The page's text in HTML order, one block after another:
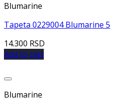
Blumarine
Tapeta 0229004 Blumarine 5
14.300 RSD
Add to cart
Blumarine